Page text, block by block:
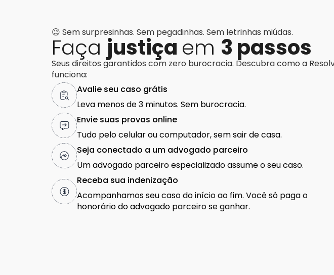
😉 Sem surpresinhas. Sem pegadinhas. Sem letrinhas miúdas.
Faça justiça em 3 passos
Seus direitos garantidos com zero burocracia. Descubra como a
funciona:
Avalie seu caso grátis
Leva menos de 3 minutos. Sem burocracia.
Envie suas provas online
Tudo pelo celular ou computador, sem sair de casa.
Seja conectado a um advogado parceiro
Um advogado parceiro especializado assume o seu caso.
Receba sua indenização
Acompanhamos seu caso do início ao fim. Você só paga o
honorário do advogado parceiro se ganhar.